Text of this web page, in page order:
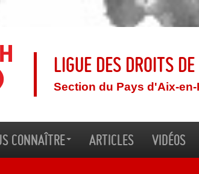
Ligue des droits de
Section du Pays d'Aix-
connaître Articles Vidéos